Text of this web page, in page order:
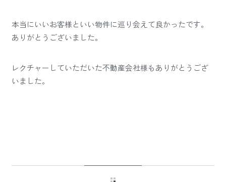
本当にいいお客様といい物件に巡り会えて良かったです。
ありがとうございました。
レクチャーしていただいた不動産会社様もありがとうござ
いました。